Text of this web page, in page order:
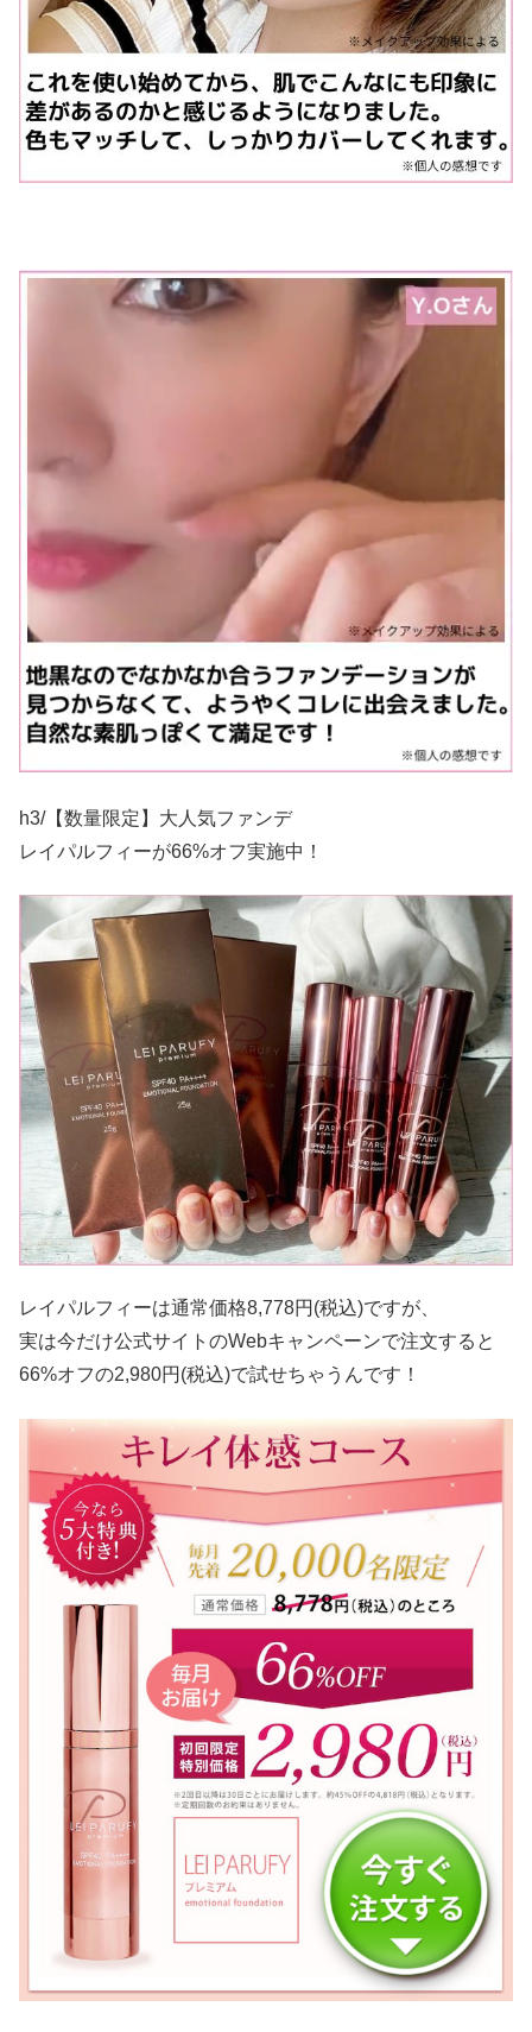
h3/【数量限定】大人気ファンデ
レイパルフィーが66%オフ実施中！
レイパルフィーは通常価格8,778円(税込)ですが、
実は今だけ公式サイトのWebキャンペーンで注文すると
66%オフの2,980円(税込)で試せちゃうんです！